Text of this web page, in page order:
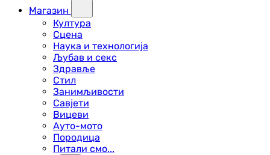
Магазин
Култура
Сцена
Наука и технологија
Љубав и секс
Здравље
Стил
Занимљивости
Савјети
Вицеви
Ауто-мото
Породица
Питали смо...